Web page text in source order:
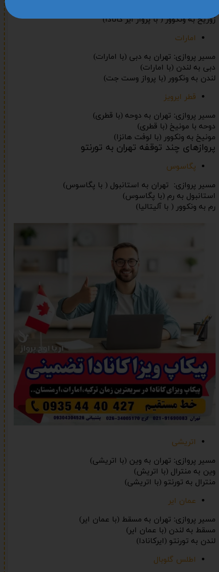
زوریخ به ونکوور ( با پرواز ایر کانادا)
امارات
مسیر پروازی: تهران به دبی (با امارات)
دبی به لندن (با امارات)
لندن به ونکوور (با پرواز وست جت)
قطر ایرویز
مسیر پروازی: تهران به دوحه (با قطری)
دوحه با مونیخ (با قطری)
مونیخ به ونکوور (با لوفت هانزا)
پروازهای چند توقفه تهران به تورنتو
پگاسوس
مسیر پروازی: تهران به استانبول ( با پگاسوس)
استانبول به رم (با پگاسوس)
رم به ونکوور ( با آلیتالیا)
اتریشی
مسیر پروازی: تهران به وین (با اتریشی)
وین به منترال (با اتریش)
منترال به تورنتو (با اتریشی)
عمان ایر
مسیر پروازی: تهران به مسقط (با عمان ایر)
مسقط به لندن (با عمان ایر)
لندن به تورنتو (ایرکانادا)
اطلس گلوبال